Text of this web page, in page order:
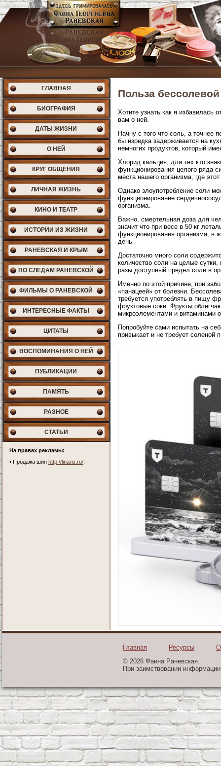
ГЛАВНАЯ
БИОГРАФИЯ
ДАТЫ ЖИЗНИ
О НЕЙ
КРУГ ОБЩЕНИЯ
ЛИЧНАЯ ЖИЗНЬ
КИНО И ТЕАТР
ИСТОРИИ ИЗ ЖИЗНИ
РАНЕВСКАЯ И КРЫМ
ПО СЛЕДАМ РАНЕВСКОЙ
ФИЛЬМЫ О РАНЕВСКОЙ
ИНТЕРЕСНЫЕ ФАКТЫ
ЦИТАТЫ
ВОСПОМИНАНИЯ О НЕЙ
ПУБЛИКАЦИИ
ПАМЯТЬ
РАЗНОЕ
СТАТЬИ
На правах рекламы:
• Продажа шин http://linaris.ru/
Польза
Хотите узнать как я
вам о ней.
Начну с того что соль, а точнее
бы изредка задерживается на
немногих продуктов, который
Хлорид кальция, для тех кто
функционирования целого ряда
места нашего организма, где
Однако злоупотребление соли
функционирование
организма.
Важно, смертельная доза для
значит что при весе в 50 кг
функционирования организма, в
день
Достаточно много соли
количество соли на целые
разы доступный предел соли в
Именно по этой причине, при
«панацеей» от болезни.
требуется употреблять в пищу
фруктовые соки. Фрукты
микроэлементами и витаминами
Попробуйте сами испытать на
привыкает и не требует соленой
Главная Ресурсы
© 2026 Фаина Раневская.
При заимствовании